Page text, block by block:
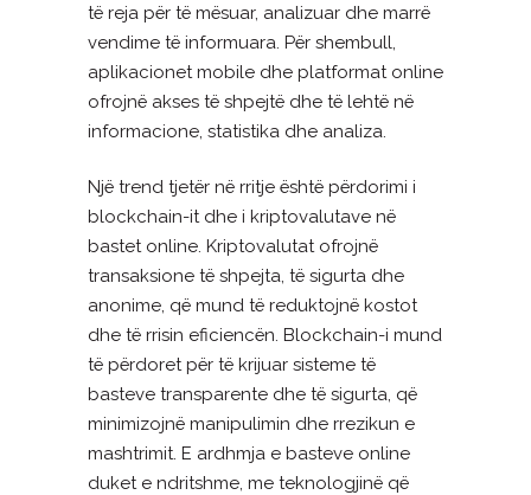
të reja për të mësuar, analizuar dhe marrë
vendime të informuara. Për shembull,
aplikacionet mobile dhe platformat online
ofrojnë akses të shpejtë dhe të lehtë në
informacione, statistika dhe analiza.
Një trend tjetër në rritje është përdorimi i
blockchain-it dhe i kriptovalutave në
bastet online. Kriptovalutat ofrojnë
transaksione të shpejta, të sigurta dhe
anonime, që mund të reduktojnë kostot
dhe të rrisin eficiencën. Blockchain-i mund
të përdoret për të krijuar sisteme të
basteve transparente dhe të sigurta, që
minimizojnë manipulimin dhe rrezikun e
mashtrimit. E ardhmja e basteve online
duket e ndritshme, me teknologjinë që